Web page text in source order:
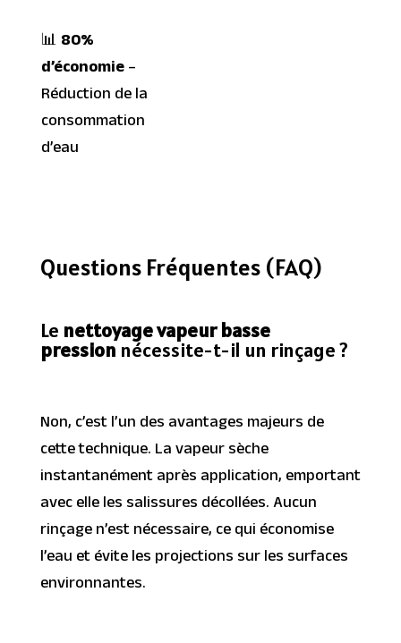
📊 80%
d’économie–
Réduction de la
consommation
d’eau
Questions Fréquentes (FAQ)
Le nettoyage vapeur basse
pressionnécessite-t-il un rinçage ?
Non, c’est l’un des avantages majeurs de
cette technique. La vapeur sèche
instantanément après application, emportant
avec elle les salissures décollées. Aucun
rinçage n’est nécessaire, ce qui économise
l’eau et évite les projections sur les surfaces
environnantes.